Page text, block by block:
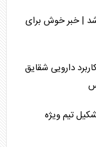
حقوق فروردین ۱۴۰۵ آغاز شد | خبر خوش برای
دارویی شقایق
تیم ویژه